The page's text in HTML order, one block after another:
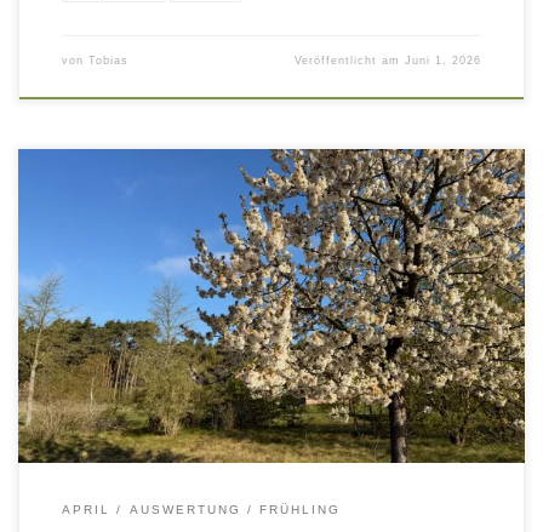
von Tobias Veröffentlicht amJuni 1, 2026
Auswertung der Temperatur- und Niederschlagsmessungen
im April 2026, mit Vergleichsdaten aus den April-Monaten der
Jahre 2016 – 2025 (10-jähriges Klimamittel Bad Belzig). Für
die Anzeige von Tageswerten, fahren Sie mit der Maus über
die Diagramme!
APRIL AUSWERTUNG FRÜHLING